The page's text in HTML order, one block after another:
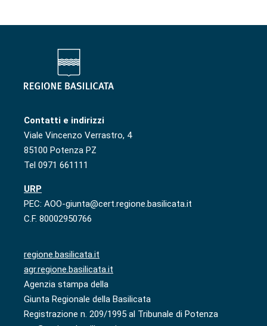
Contatti e indirizzi
Viale Vincenzo Verrastro, 4
85100 Potenza PZ
Tel 0971 661111
URP
PEC: AOO-giunta@cert.regione.basilicata.it
C.F. 80002950766
regione.basilicata.it
agr.regione.basilicata.it
Agenzia stampa della
Giunta Regionale della Basilicata
Registrazione n. 209/1995 al Tribunale di Potenza